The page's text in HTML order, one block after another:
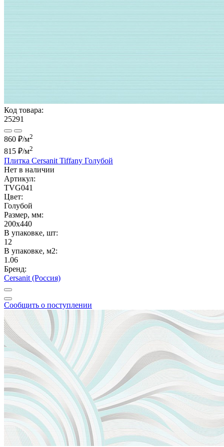
Код товара:
25291
860 ₽/м2
815 ₽/м2
Плитка Cersanit Tiffany Голубой
Нет в наличии
Артикул:
TVG041
Цвет:
Голубой
Размер, мм:
200x440
В упаковке, шт:
12
В упаковке, м2:
1.06
Бренд:
Cersanit (Россия)
Сообщить о поступлении